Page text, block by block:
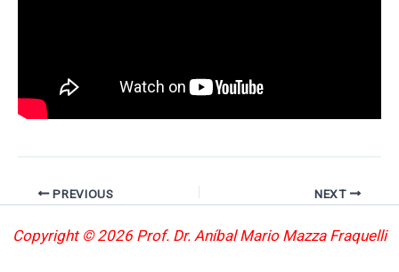
PREVIOUS NEXT
Copyright © 2026 Prof. Dr. Aníbal Mario Mazza Fraquelli